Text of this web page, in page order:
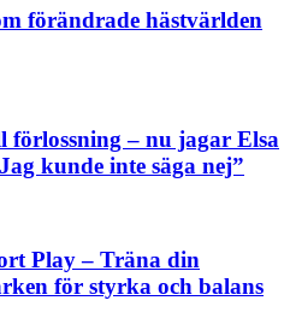
förändrade hästvärlden
förlossning – nu jagar Elsa
kunde inte säga nej”
Play – Träna din
för styrka och balans